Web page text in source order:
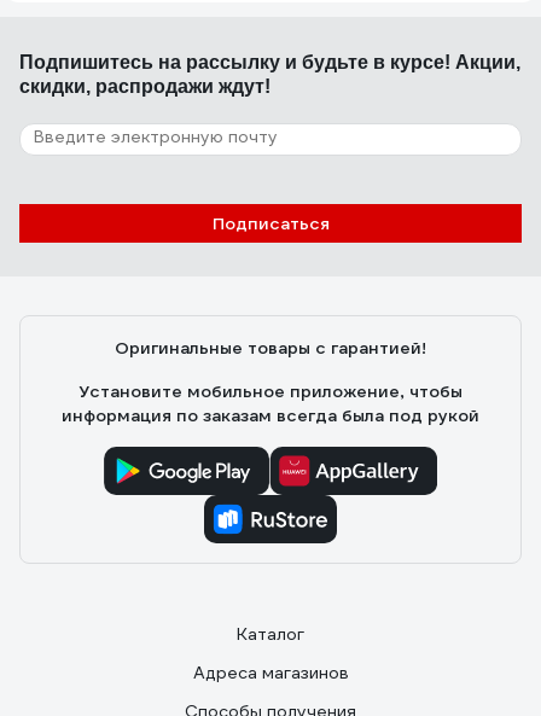
Подпишитесь на рассылку и будьте в курсе! Акции,
скидки, распродажи ждут!
Подписаться
Оригинальные товары с гарантией!
Установите мобильное приложение, чтобы
информация по заказам всегда была под рукой
Каталог
Адреса магазинов
Способы получения